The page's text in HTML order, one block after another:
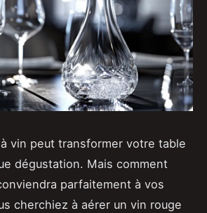
vin peut transformer votre table
dégustation. Mais comment
parfaitement à vos
cherchiez à aérer un vin rouge